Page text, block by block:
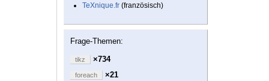
TeXnique.fr (französisch)
Frage-Themen:
tikz ×734
foreach
×21